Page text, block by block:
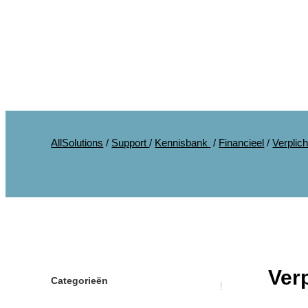
AllSolutions / Support/ Kennisbank / Financieel /
Categorieën